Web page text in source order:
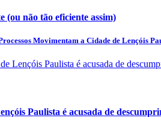
não tão eficiente assim)
Movimentam a Cidade de Lençóis
Paulista é acusada de